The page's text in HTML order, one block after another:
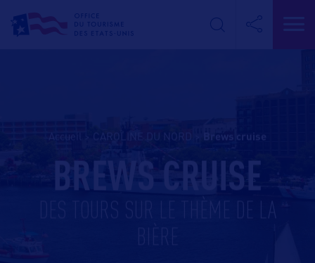
brews cruise
BREWS CRUISE
DES TOURS SUR LE THÈME DE LA